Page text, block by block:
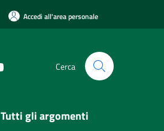
Accedi all'area personale
Cerca
Tutti gli argomenti